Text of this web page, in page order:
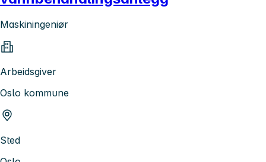
Maskiningeniør
Arbeidsgiver
Oslo kommune
Sted